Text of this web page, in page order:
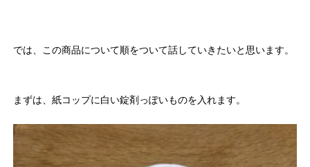
では、この商品について順をついて話していきたいと思います。
まずは、紙コップに白い錠剤っぽいものを入れます。